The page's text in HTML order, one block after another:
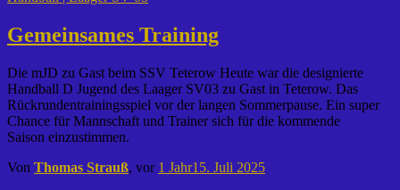
Gemeinsames Training
Die mJD zu Gast beim SSV Teterow Heute war die designierte
Handball D Jugend des Laager SV03 zu Gast in Teterow. Das
Rückrundentrainingsspiel vor der langen Sommerpause. Ein super
Chance für Mannschaft und Trainer sich für die kommende
Saison einzustimmen.
Von Thomas Strauß, vor 1 Jahr15. Juli 2025